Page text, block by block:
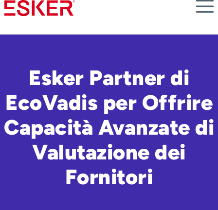
Skip
to
content
Esker Partner di
EcoVadis per Offrire
Capacità Avanzate di
Valutazione dei
Fornitori